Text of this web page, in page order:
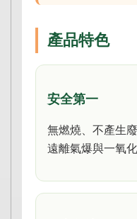
產品特色
安全第一
無燃燒、不產生
遠離氣爆與一氧